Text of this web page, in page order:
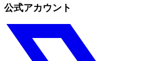
公式アカウント